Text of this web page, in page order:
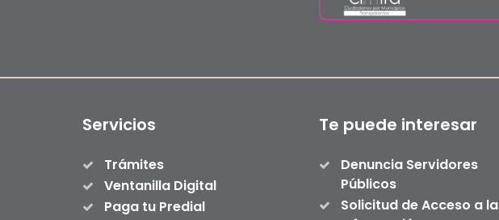
Servicios
Trámites
Ventanilla Digital
Paga tu Predial
Te puede interesar
Denuncia Servidores
Públicos
Solicitud de Acceso a la